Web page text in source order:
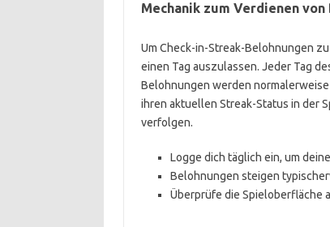
Mechanik zum Verdienen
Um Check-in-Streak-Belohnungen
einen Tag auszulassen. Jeder Tag
Belohnungen werden
ihren aktuellen Streak-Status in der
verfolgen.
Logge dich täglich ein, um
Belohnungen steigen
Überprüfe die Spieloberfläche